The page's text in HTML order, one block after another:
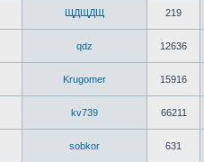
ЩДЩДЩ 219
qdz 12636
Krugomer 15916
kv739 66211
sobkor 631